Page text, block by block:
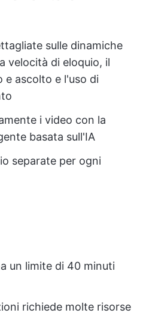
sulle dinamiche
velocità di eloquio, il
ascolto e l'uso di
i video con la
basata sull'IA
separate per ogni
un limite di 40 minuti
richiede molte risorse